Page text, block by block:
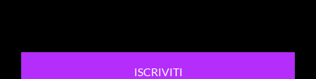
ISCRIVITI